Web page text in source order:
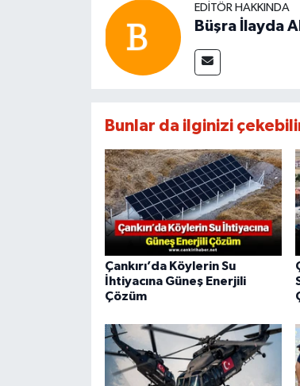
EDITÖR HAKKINDA
Büşra İlayda
Bunlar da ilginizi
Çankırı’da Köylerin Su
İhtiyacına Güneş Enerjili
Çözüm